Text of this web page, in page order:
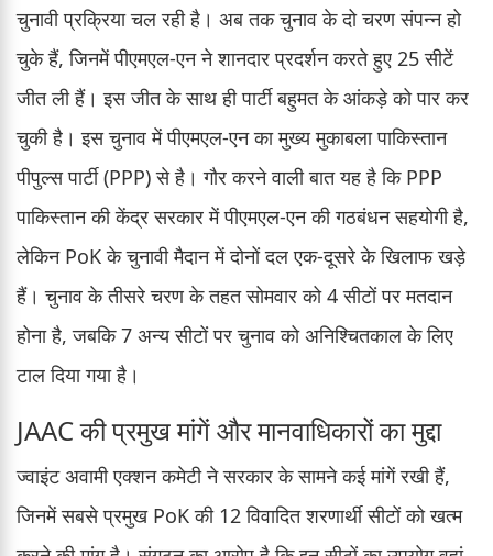
चुनावी प्रक्रिया चल रही है। अब तक चुनाव के दो चरण संपन्न हो
चुके हैं, जिनमें पीएमएल-एन ने शानदार प्रदर्शन करते हुए 25 सीटें
जीत ली हैं। इस जीत के साथ ही पार्टी बहुमत के आंकड़े को पार कर
चुकी है। इस चुनाव में पीएमएल-एन का मुख्य मुकाबला पाकिस्तान
पीपुल्स पार्टी (PPP) से है। गौर करने वाली बात यह है कि PPP
पाकिस्तान की केंद्र सरकार में पीएमएल-एन की गठबंधन सहयोगी है,
लेकिन PoK के चुनावी मैदान में दोनों दल एक-दूसरे के खिलाफ खड़े
हैं। चुनाव के तीसरे चरण के तहत सोमवार को 4 सीटों पर मतदान
होना है, जबकि 7 अन्य सीटों पर चुनाव को अनिश्चितकाल के लिए
टाल दिया गया है।
JAAC की प्रमुख मांगें और मानवाधिकारों का मुद्दा
ज्वाइंट अवामी एक्शन कमेटी ने सरकार के सामने कई मांगें रखी हैं,
जिनमें सबसे प्रमुख PoK की 12 विवादित शरणार्थी सीटों को खत्म